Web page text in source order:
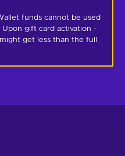
funds cannot be used
gift card activation -
get less than the full